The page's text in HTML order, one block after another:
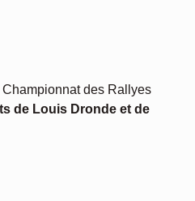
des Rallyes
de Louis Dronde et de